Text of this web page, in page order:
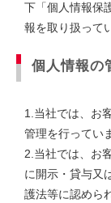
下「個人情報保
報を取り扱って
個人情報の
1.当社では、お
管理を行ってい
2.当社では、お
に開示・貸与又
護法等に認めら